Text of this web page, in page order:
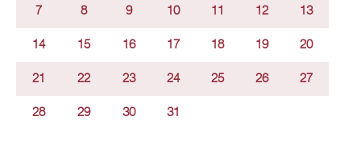
7 8 9 10 11 12 13
14 15 16 17 18 19 20
21 22 23 24 25 26 27
28 29 30 31